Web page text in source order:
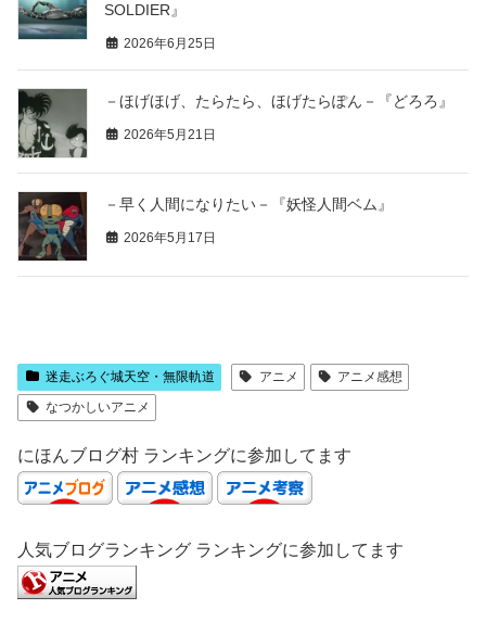
SOLDIER』
2026年6月25日
－ほげほげ、たらたら、ほげたらぽん－『どろろ』
2026年5月21日
－早く人間になりたい－『妖怪人間ベム』
2026年5月17日
迷走ぶろぐ城天空・無限軌道 アニメ
アニメ感想
なつかしいアニメ
にほんブログ村 ランキングに参加してます
人気ブログランキング ランキングに参加してます